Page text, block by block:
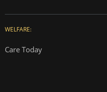
WELFARE:
Care Today